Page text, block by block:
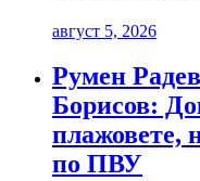
август 5, 2026
Румен
Борисов:
плажовете,
по ПВУ